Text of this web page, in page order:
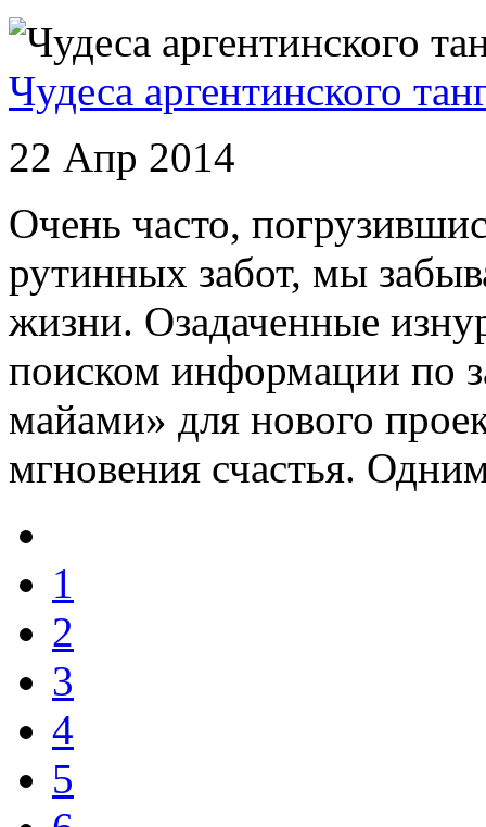
Чудеса аргентинского
22 Апр 2014
Очень часто,
рутинных забот, мы
жизни. Озадаченные
поиском информации по
майами» для нового
мгновения счастья.
1
2
3
4
5